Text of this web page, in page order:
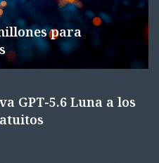
para
GPT-5.6 Luna a los